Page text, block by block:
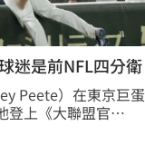
迷是前NFL四分衛
Peete）在東京巨蛋
登上《大聯盟官
這顆界外球臉有點